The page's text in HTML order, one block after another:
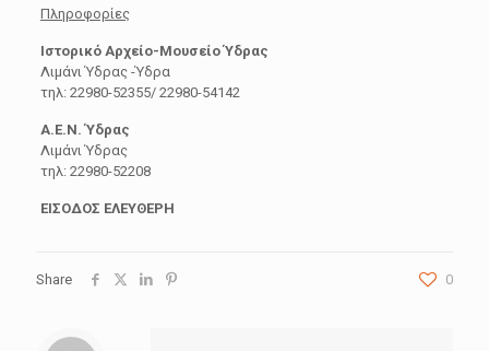
Πληροφορίες
Ιστορικό Αρχείο-Μουσείο Ύδρας
Λιμάνι Ύδρας -Ύδρα
τηλ: 22980-52355/ 22980-54142
A.E.N. Ύδρας
Λιμάνι Ύδρας
τηλ: 22980-52208
ΕΙΣΟΔΟΣ ΕΛΕΥΘΕΡΗ
Share 0